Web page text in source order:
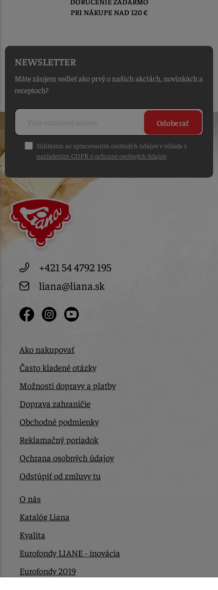
DO 1-2 PRACOVNÝCH DNÍ
NEWSLETTER
Máte záujem vedieť ako prvý o našich akciách, novinkách a
receptoch?
Odoberať
Súhlasím so spracovaním osobných údajov v súlade s
nariadením GDPR o ochrane osobných údajov.
+421 54 4792 195
liana@liana.sk
Ako nakupovať
Často kladené otázky
Možnosti dopravy a platby
Doprava zahraničie
Obchodné podmienky
Reklamačný poriadok
Ochrana osobných údajov
Odstúpiť od zmluvy tu
O nás
Katalóg Liana
Kvalita
Eurofondy LIANE - inovácia
Eurofondy 2019